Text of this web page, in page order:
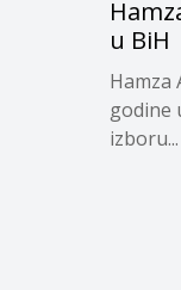
u BiH
Hamza
godine
izboru...